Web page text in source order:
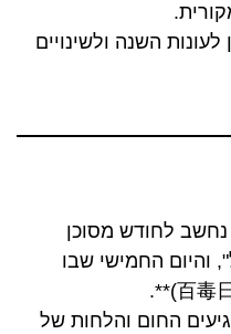
השנה ולשינויים
לחודש מסוכן
והיום החמישי שבו
החום והלחות של